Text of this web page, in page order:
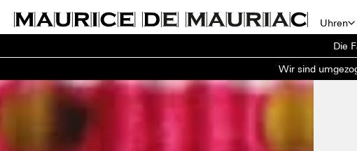
Uhren
Die
Wir sind